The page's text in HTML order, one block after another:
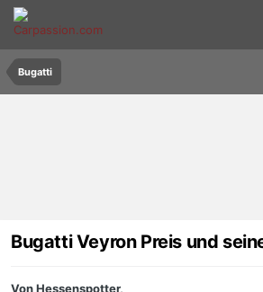
Bugatti
Bugatti Veyron Preis und
Von Hessenspotter,